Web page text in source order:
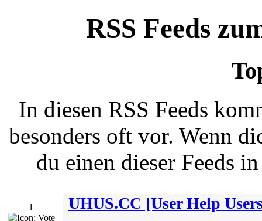
RSS Feeds
In diesen RSS Feeds
besonders oft vor. Wenn
du einen dieser Feeds
1
UHUS.CC [User Help